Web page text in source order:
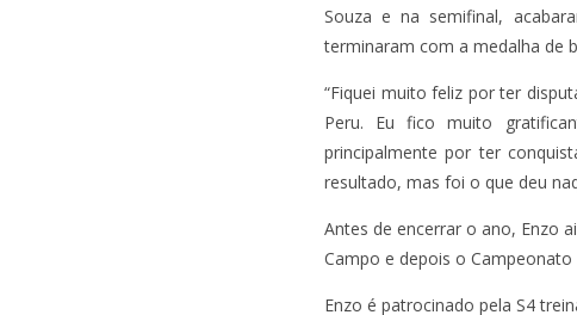
Souza e na semifinal,
terminaram com a medalha de
“Fiquei muito feliz por ter
Peru. Eu fico muito
principalmente por ter
resultado, mas foi o que deu
Antes de encerrar o ano, Enzo
Campo e depois o
Enzo é patrocinado pela S4